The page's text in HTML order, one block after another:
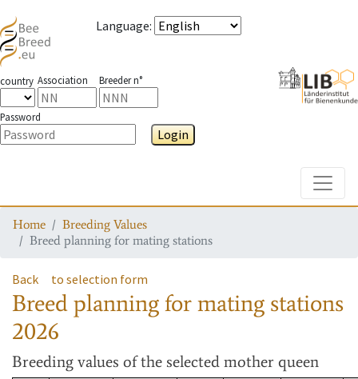
Language:
country Association Breeder n°
Password
Login
Home
Breeding Values
Breed planning for mating stations
Back to selection form
Breed planning for mating stations
2026
Breeding values of the selected mother queen